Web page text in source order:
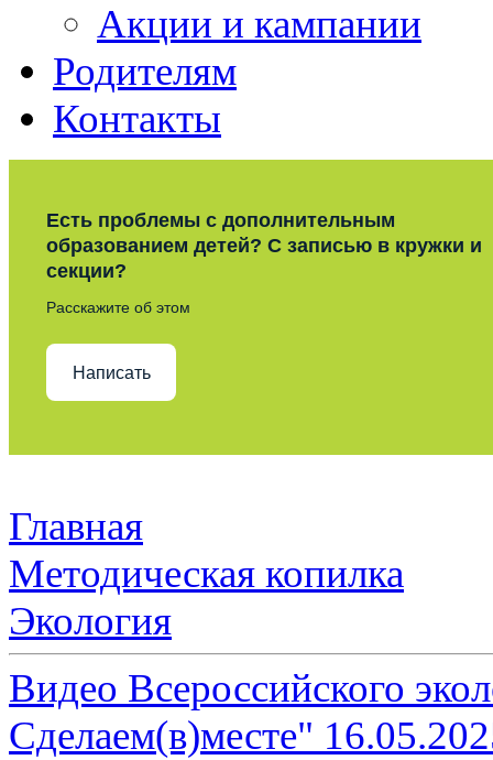
Акции и кампании
Родителям
Контакты
Есть проблемы с дополнительным
образованием детей? С записью в кружки и
секции?
Расскажите об этом
Написать
Главная
Методическая копилка
Экология
Видео Всероссийского
Сделаем(в)месте"